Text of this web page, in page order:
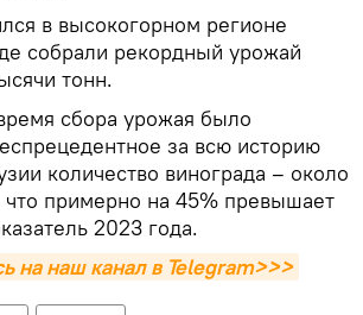
в высокогорном регионе
собрали рекордный урожай
тонн.
сбора урожая было
за всю историю
количество винограда – около
что примерно на 45% превышает
2023 года.
на наш канал в Telegram>>>